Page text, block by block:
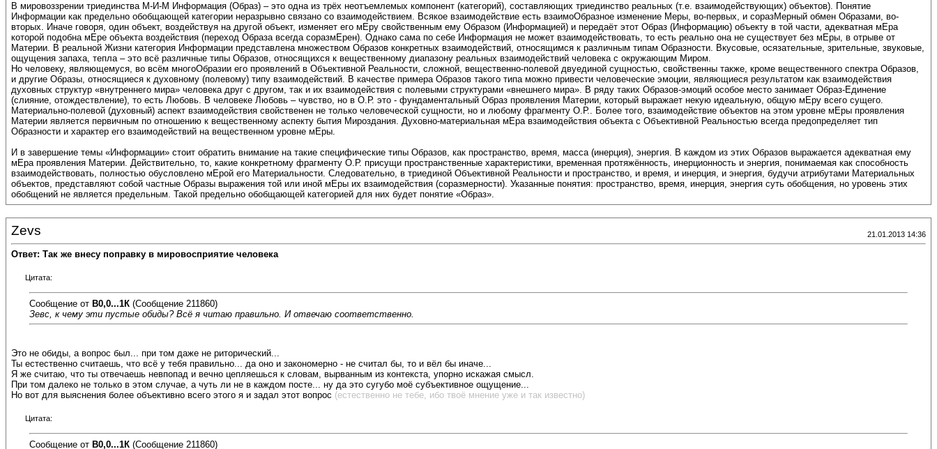
В мировоззрении триединства М-И-М Информация (Образ) – это одна из трёх неотъемлемых компонент (категорий), составляющих триединство реальных (т.е. взаимодействующих) объектов). Понятие
Информации как предельно обобщающей категории неразрывно связано со взаимодействием. Всякое взаимодействие есть взаимоОбразное изменение Меры, во-первых, и соразМерный обмен Образами, во-
вторых. Иначе говоря, один объект, воздействуя на другой объект, изменяет его мЕру свойственным ему Образом (Информацией) и передаёт этот Образ (Информацию) объекту в той части, адекватная мЕра
которой подобна мЕре объекта воздействия (переход Образа всегда соразмЕрен). Однако сама по себе Информация не может взаимодействовать, то есть реально она не существует без мЕры, в отрыве от
Материи. В реальной Жизни категория Информации представлена множеством Образов конкретных взаимодействий, относящимся к различным типам Образности. Вкусовые, осязательные, зрительные, звуковые,
ощущения запаха, тепла – это всё различные типы Образов, относящихся к вещественному диапазону реальных взаимодействий человека с окружающим Миром.
Но человеку, являющемуся, во всём многоОбразии его проявлений в Объективной Реальности, сложной, вещественно-полевой двуединой сущностью, свойственны также, кроме вещественного спектра Образов,
и другие Образы, относящиеся к духовному (полевому) типу взаимодействий. В качестве примера Образов такого типа можно привести человеческие эмоции, являющиеся результатом как взаимодействия
духовных структур «внутреннего мира» человека друг с другом, так и их взаимодействия с полевыми структурами «внешнего мира». В ряду таких Образов-эмоций особое место занимает Образ-Единение
(слияние, отождествление), то есть Любовь. В человеке Любовь – чувство, но в О.Р. это - фундаментальный Образ проявления Материи, который выражает некую идеальную, общую мЕру всего сущего.
Материально-полевой (духовный) аспект взаимодействия свойственен не только человеческой сущности, но и любому фрагменту О.Р.. Более того, взаимодействие объектов на этом уровне мЕры проявления
Материи является первичным по отношению к вещественному аспекту бытия Мироздания. Духовно-материальная мЕра взаимодействия объекта с Объективной Реальностью всегда предопределяет тип
Образности и характер его взаимодействий на вещественном уровне мЕры.
И в завершение темы «Информации» стоит обратить внимание на такие специфические типы Образов, как пространство, время, масса (инерция), энергия. В каждом из этих Образов выражается адекватная ему
мЕра проявления Материи. Действительно, то, какие конкретному фрагменту О.Р. присущи пространственные характеристики, временная протяжённость, инерционность и энергия, понимаемая как способность
взаимодействовать, полностью обусловлено мЕрой его Материальности. Следовательно, в триединой Объективной Реальности и пространство, и время, и инерция, и энергия, будучи атрибутами Материальных
объектов, представляют собой частные Образы выражения той или иной мЕры их взаимодействия (соразмерности). Указанные понятия: пространство, время, инерция, энергия суть обобщения, но уровень этих
обобщений не является предельным. Такой предельно обобщающей категорией для них будет понятие «Образ».
Zevs 21.01.2013 14:36
Ответ: Так же внесу поправку в мировосприятие человека
Цитата:
Сообщение от В0,0...1К (Сообщение 211860)
Зевс, к чему эти пустые обиды? Всё я читаю правильно. И отвечаю соответственно.
Это не обиды, а вопрос был... при том даже не риторический...
Ты естественно считаешь, что всё у тебя правильно... да оно и закономерно - не считал бы, то и вёл бы иначе...
Я же считаю, что ты отвечаешь невпопад и вечно цепляешься к словам, вырванным из контекста, упорно искажая смысл.
При том далеко не только в этом случае, а чуть ли не в каждом посте... ну да это сугубо моё субъективное ощущение...
Но вот для выяснения более объективно всего этого я и задал этот вопрос (естественно не тебе, ибо твоё мнение уже и так известно)
Цитата:
Сообщение от В0,0...1К (Сообщение 211860)